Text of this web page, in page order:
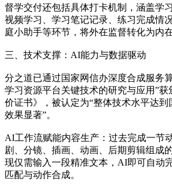
督学交付还包括具体打卡机制，涵盖学
视频学习、学习笔记记录、练习完成情
庭小助手等环节，将外在监督转化为内
三、技术支撑：AI能力与数据驱动
分之道已通过国家网信办深度合成服务
学习资源平台关键技术的研究与应用”
价证书》，被认定为“整体技术水平达到
效果显著”。
AI工作流赋能内容生产：过去完成一节
剧、分镜、插画、动画、后期剪辑组成
现仅需输入一段精准文本，AI即可自动
匹配与动作合成。